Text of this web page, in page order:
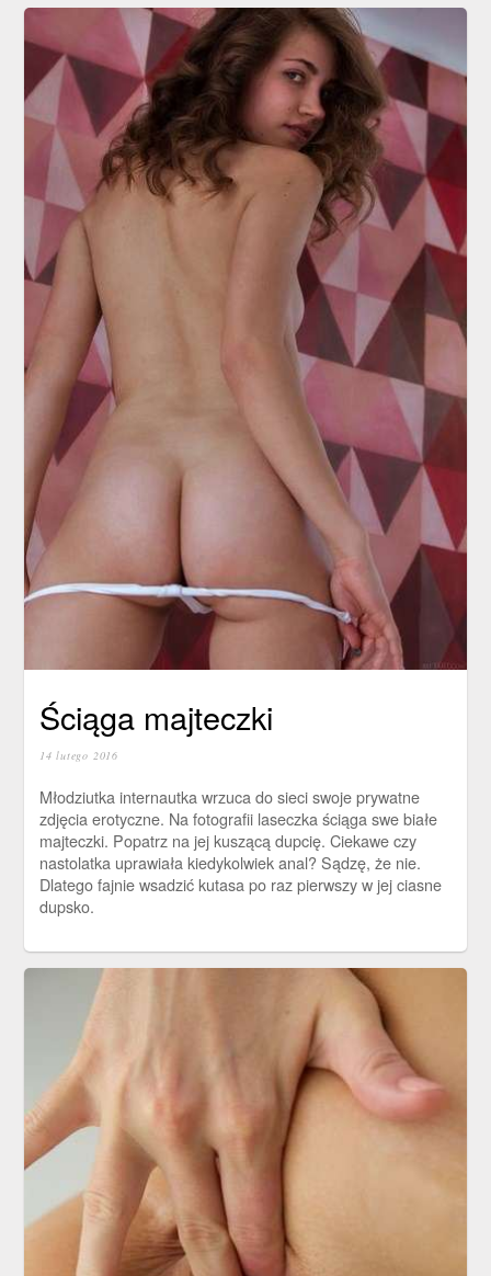
Ściąga majteczki
14 lutego 2016
Młodziutka internautka wrzuca do sieci swoje prywatne
zdjęcia erotyczne. Na fotografii laseczka ściąga swe białe
majteczki. Popatrz na jej kuszącą dupcię. Ciekawe czy
nastolatka uprawiała kiedykolwiek anal? Sądzę, że nie.
Dlatego fajnie wsadzić kutasa po raz pierwszy w jej ciasne
dupsko.